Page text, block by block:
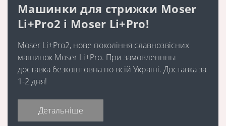
Машинки для стрижки Moser
Li+Pro2 і Moser Li+Pro!
Moser Li+Pro2, нове покоління славнозвісних
машинок Moser Li+Pro. При замовленнны
доставка безкоштовна по всій Україні. Доставка за
1-2 дня!
Детальніше